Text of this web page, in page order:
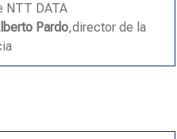
NTT DATA
Pardo,director de la